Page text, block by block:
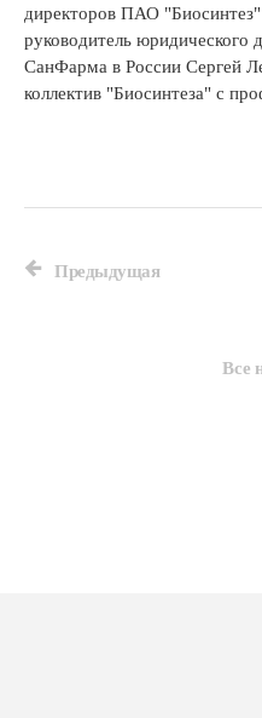
директоров ПАО
руководитель юридического
СанФарма в России Сергей
коллектив "Биосинтеза" с
Предыдущая
Все